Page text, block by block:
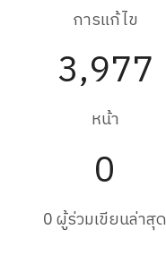
การแก้ไข
3,977
หน้า
0
0 ผู้ร่วมเขียนล่าสุด